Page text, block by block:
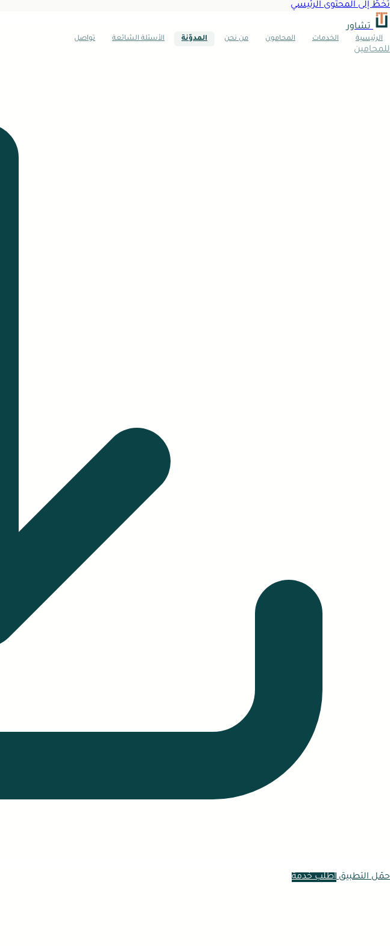
تخطَّ إلى المحتوى الرئيسي
تشاور
الرئيسية الخدمات المحامون من نحن المدوّنة الأسئلة الشائعة تواصل
للمحامين
حمّل التطبيقاطلب خدمة